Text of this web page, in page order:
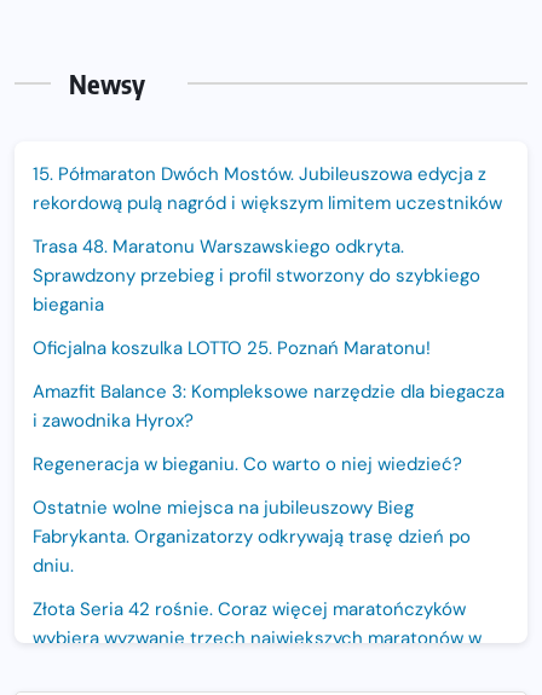
Newsy
15. Półmaraton Dwóch Mostów. Jubileuszowa edycja z
rekordową pulą nagród i większym limitem uczestników
Trasa 48. Maratonu Warszawskiego odkryta.
Sprawdzony przebieg i profil stworzony do szybkiego
biegania
Oficjalna koszulka LOTTO 25. Poznań Maratonu!
Amazfit Balance 3: Kompleksowe narzędzie dla biegacza
i zawodnika Hyrox?
Regeneracja w bieganiu. Co warto o niej wiedzieć?
Ostatnie wolne miejsca na jubileuszowy Bieg
Fabrykanta. Organizatorzy odkrywają trasę dzień po
dniu.
Złota Seria 42 rośnie. Coraz więcej maratończyków
wybiera wyzwanie trzech największych maratonów w